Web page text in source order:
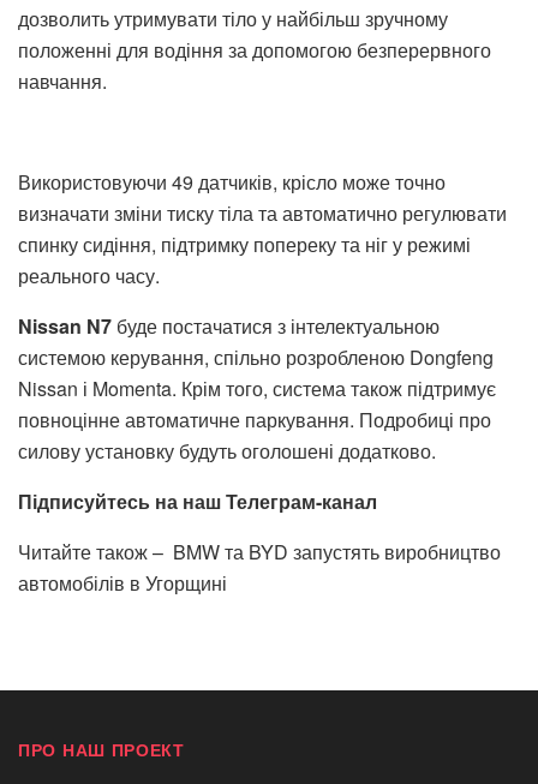
дозволить утримувати тіло у найбільш зручному
положенні для водіння за допомогою безперервного
навчання.
Використовуючи 49 датчиків, крісло може точно
визначати зміни тиску тіла та автоматично регулювати
спинку сидіння, підтримку попереку та ніг у режимі
реального часу.
Nissan N7 буде постачатися з інтелектуальною
системою керування, спільно розробленою Dongfeng
Nissan і Momenta. Крім того, система також підтримує
повноцінне автоматичне паркування. Подробиці про
силову установку будуть оголошені додатково.
Підписуйтесь на наш Телеграм-канал
Читайте також – BMW та BYD запустять виробництво
автомобілів в Угорщині
ПРО НАШ ПРОЕКТ